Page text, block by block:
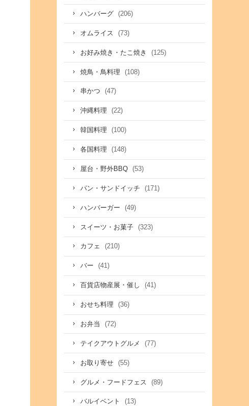
ハンバーグ (206)
オムライス (73)
お好み焼き・たこ焼き (125)
焼鳥・鳥料理 (108)
串かつ (47)
沖縄料理 (22)
韓国料理 (100)
各国料理 (148)
屋台・野外BBQ (53)
パン・サンドイッチ (171)
ハンバーガー (49)
スイーツ・お菓子 (323)
カフェ (210)
バー (41)
百貨店物産展・催し (41)
おせち料理 (36)
お弁当 (72)
テイクアウトグルメ (77)
お取り寄せ (55)
グルメ・フードフェス (89)
バルイベント (13)